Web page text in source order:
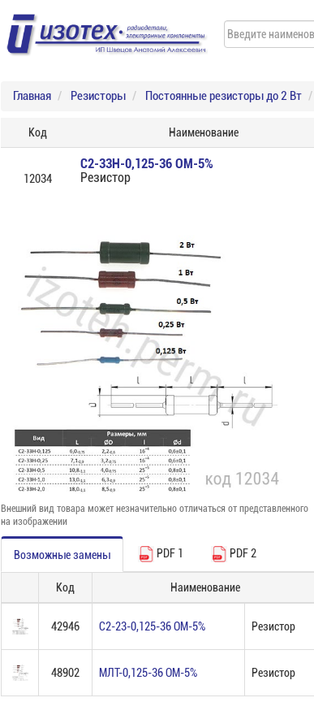
Главная Резисторы Постоянные резисторы до 2 Вт
Код Наименование
12034
С2-33Н-0,125-36 ОМ-5%
Резистор
Внешний вид товара может незначительно отличаться от представленного
на изображении
Возможные замены PDF 1 PDF 2
Код Наименование
42946 С2-23-0,125-36 ОМ-5% Резистор
48902 МЛТ-0,125-36 ОМ-5% Резистор